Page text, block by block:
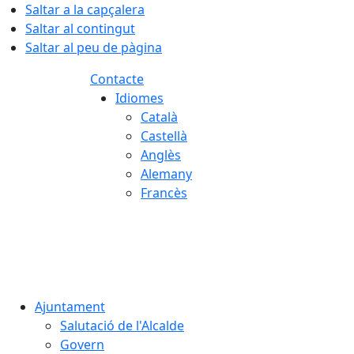
Saltar a la capçalera
Saltar al contingut
Saltar al peu de pàgina
Contacte
Idiomes
Català
Castellà
Anglès
Alemany
Francès
Ajuntament
Salutació de l'Alcalde
Govern